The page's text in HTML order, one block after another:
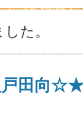
た。
田向